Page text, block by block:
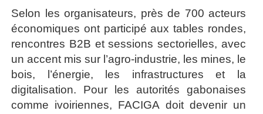
Selon les organisateurs, près de 700 acteurs
économiques ont participé aux tables rondes,
rencontres B2B et sessions sectorielles, avec
un accent mis sur l’agro-industrie, les mines, le
bois, l’énergie, les infrastructures et la
digitalisation. Pour les autorités gabonaises
comme ivoiriennes, FACIGA doit devenir un